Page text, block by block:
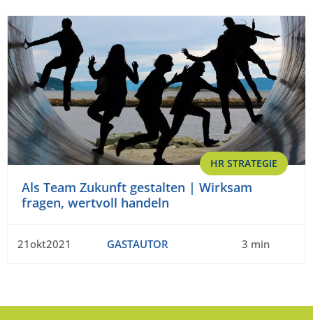
HR STRATEGIE
Als Team Zukunft gestalten | Wirksam
fragen, wertvoll handeln
21okt2021 GASTAUTOR 3 min